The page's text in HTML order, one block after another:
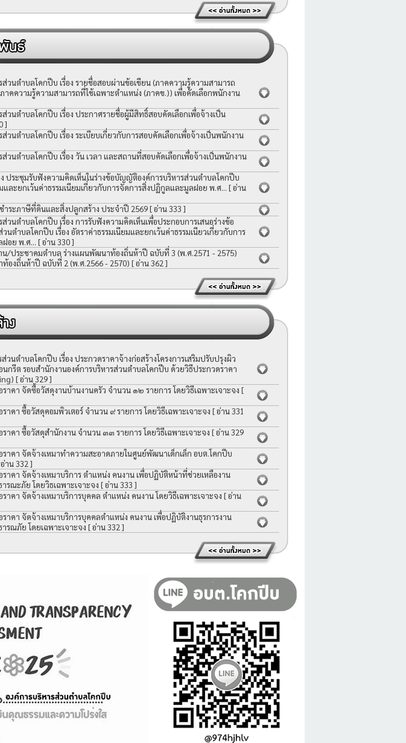
วนตำบลโคกปีบ เรื่อง รายชื่อสอบผ่านข้อเขียน (ภาคความรู้ความสามารถ
าคความรู้ความสามารถที่ใช้เฉพาะตำแหน่ง (ภาคข.)) เพื่อคัดเลือกพนักงาน
วนตำบลโคกปีบ เรื่อง ประกาศรายชื่อผู้มีสิทธิ์สอบคัดเลือกเพื่อจ้างเป็น
]
วนตำบลโคกปีบ เรื่อง ระเบียบเกี่ยวกับการสอบคัดเลือกเพื่อจ้างเป็นพนักงาน
วนตำบลโคกปีบ เรื่อง วัน เวลา และสถานที่สอบคัดเลือกเพื่อจ้างเป็นพนักงาน
ประชุมรับฟังความคิดเห็นในร่างข้อบัญญัติองค์การบริหารส่วนตำบลโคกปีบ
มและยกเว้นค่าธรรมเนียมเกี่ยวกับการจัดการสิ่งปฏิกูลและมูลฝอย พ.ศ... [ อ่าน
ำระภาษีที่ดินและสิ่งปลูกสร้าง ประจำปี 2569[ อ่าน 333 ]
วนตำบลโคกปีบ เรื่อง การรับฟังความคิดเห็นเพื่อประกอบการเสนอร่างข้อ
ตำบลโคกปีบ เรื่อง อัตราค่าธรรมเนียมและยกเว้นค่าธรรมเนียวเกี่ยวกับการ
อย พ.ศ... [ อ่าน 330 ]
/ประชาคมตำบล ร่างแผนพัฒนาท้องถิ่นห้าปี ฉบับที่ 3 (พ.ศ.2571 - 2575)
งถิ่นห้าปี ฉบับที่ 2 (พ.ศ.2566 - 2570) [ อ่าน 362 ]
วนตำบลโคกปีบ เรื่อง ประกวดราคาจ้างก่อสร้างโครงการเสริมปรับปรุงผิว
กรีต รอบสำนักงานองค์การบริหารส่วนตำบลโคกปีบ ด้วยวิธีประกวดราคา
[ อ่าน 329 ]
าคา จัดซื้อวัสดุงานบ้านงานครัว จำนวน ๑๒ รายการ โดยวิธีเฉพาะเจาะจง [
าคา ซื้อวัสดุคอมพิวเตอร์ จำนวน ๙ รายการ โดยวิธีเฉพาะเจาะจง [ อ่าน 331
าคา ซื้อวัสดุสำนักงาน จำนวน ๓๓ รายการ โดยวิธีเฉพาะเจาะจง [ อ่าน 329
ราคา จัดจ้างเหมาทำความสะอาดภายในศูนย์พัฒนาเด็กเล็ก อบต.โคกปีบ
าน 332 ]
าคา จัดจ้างเหมาบริการ ตำแหน่ง คนงาน เพื่อปฏิบัติหน้าที่ช่วยเหลืองาน
รณะภัย โดยวิธเฉพาะเจาะจง [ อ่าน 333 ]
าคา จัดจ้างเหมาบริการบุคคล ตำแหน่ง คนงาน โดยวิธีเฉพาะเจาะจง [ อ่าน
าคา จัดจ้างเหมาบริการบุคคลตำแหน่ง คนงาน เพื่อปฏิบัติงานธุรการงาน
รณภัย โดยเฉพาะเจาะจง [ อ่าน 332 ]